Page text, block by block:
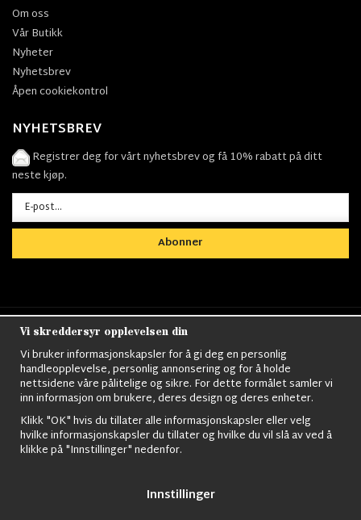
Om oss
Vår Butikk
Nyheter
Nyhetsbrev
Åpen cookiekontrol
NYHETSBREV
Registrer deg for vårt nyhetsbrev og få 10% rabatt på ditt
neste kjøp.
Abonner
Nordens största utbud av
kläder,Militärtöverskott, Militärutrustning, Ordningsvakt
utrustning,väktarkläder,Militärbyxor,Militärjackor,M65
Jackor,Bomberjackor,Militärkängor,Militära Ryggsäckar,Vintage Army
kläder,Sjömanskläder,Paracord,Gasmask,Ghillie
Militärknivar Knivhandskar Natotröjor
Vi skreddersyr opplevelsen din
Vi bruker informasjonskapsler for å gi deg en personlig
handleopplevelse, personlig annonsering og for å holde
nettsidene våre pålitelige og sikre. For dette formålet samler vi
inn informasjon om brukere, deres design og deres enheter.
Klikk "OK" hvis du tillater alle informasjonskapsler eller velg
hvilke informasjonskapsler du tillater og hvilke du vil slå av ved å
klikke på "Innstillinger" nedenfor.
Innstillinger